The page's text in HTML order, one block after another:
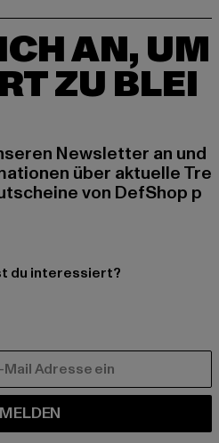
AN, UM
ZU BLEI
Newsletter an und
über aktuelle Tre
von DefShop p
du interessiert?